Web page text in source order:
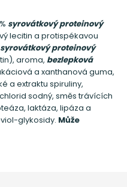
syrovátkový proteinový
lecitin a protispékavou
syrovátkový proteinový
aroma, bezlepková
a xanthanová guma,
a extraktu spiruliny,
sodný, směs trávících
laktáza, lipáza a
glykosidy. Může